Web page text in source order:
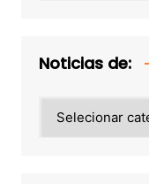
Noticias de:
de: